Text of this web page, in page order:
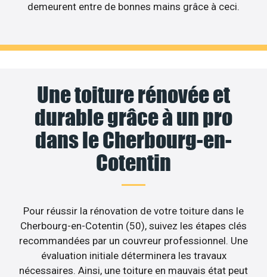
demeurent entre de bonnes mains grâce à ceci.
Une toiture rénovée et
durable grâce à un pro
dans le Cherbourg-en-
Cotentin
Pour réussir la rénovation de votre toiture dans le
Cherbourg-en-Cotentin (50), suivez les étapes clés
recommandées par un couvreur professionnel. Une
évaluation initiale déterminera les travaux
nécessaires. Ainsi, une toiture en mauvais état peut